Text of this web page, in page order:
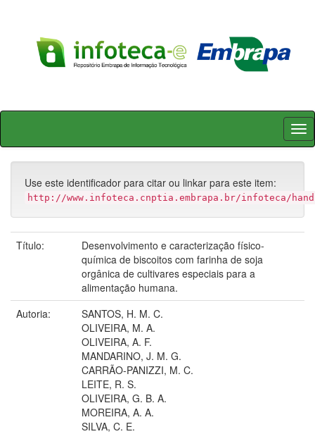
Skip
Use este identificador para citar ou linkar para este item:
http://www.infoteca.cnptia.embrapa.br/infoteca/
Título:
Desenvolvimento e caracterização físico-
química de biscoitos com farinha de soja
orgânica de cultivares especiais para a
alimentação humana.
Autoria:
SANTOS, H. M. C.
OLIVEIRA, M. A.
OLIVEIRA, A. F.
MANDARINO, J. M. G.
CARRÃO-PANIZZI, M. C.
LEITE, R. S.
OLIVEIRA, G. B. A.
MOREIRA, A. A.
SILVA, C. E.